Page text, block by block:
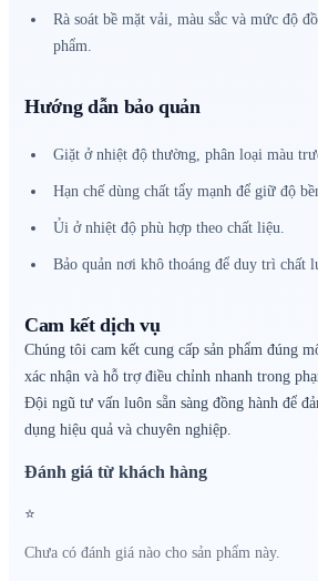
Rà soát bề mặt vải, màu sắc và mức độ
phẩm.
Hướng dẫn bảo quản
Giặt ở nhiệt độ thường, phân loại màu
Hạn chế dùng chất tẩy mạnh để giữ độ
Ủi ở nhiệt độ phù hợp theo chất liệu.
Bảo quản nơi khô thoáng để duy trì chất
Cam kết dịch vụ
Chúng tôi cam kết cung cấp sản phẩm đúng
xác nhận và hỗ trợ điều chỉnh nhanh trong
Đội ngũ tư vấn luôn sẵn sàng đồng hành để
dụng hiệu quả và chuyên nghiệp.
Đánh giá từ khách hàng
⭐
Chưa có đánh giá nào cho sản phẩm này.